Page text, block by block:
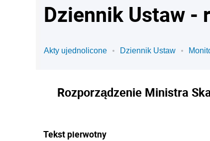
Dziennik Ustaw -
Akty ujednolicone Dziennik Ustaw
Rozporządzenie Ministra
Tekst pierwotny